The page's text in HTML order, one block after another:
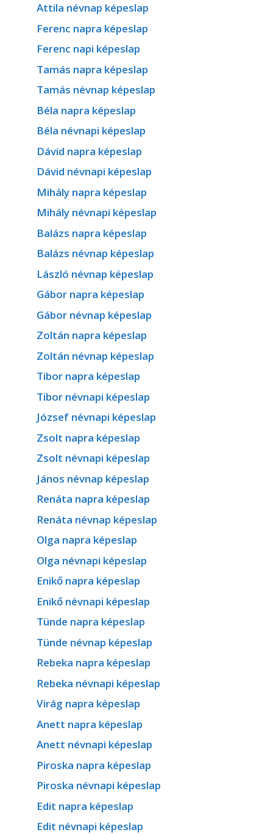
Attila névnap képeslap
Ferenc napra képeslap
Ferenc napi képeslap
Tamás napra képeslap
Tamás névnap képeslap
Béla napra képeslap
Béla névnapi képeslap
Dávid napra képeslap
Dávid névnapi képeslap
Mihály napra képeslap
Mihály névnapi képeslap
Balázs napra képeslap
Balázs névnap képeslap
László névnap képeslap
Gábor napra képeslap
Gábor névnap képeslap
Zoltán napra képeslap
Zoltán névnap képeslap
Tibor napra képeslap
Tibor névnapi képeslap
József névnapi képeslap
Zsolt napra képeslap
Zsolt névnapi képeslap
János névnap képeslap
Renáta napra képeslap
Renáta névnap képeslap
Olga napra képeslap
Olga névnapi képeslap
Enikő napra képeslap
Enikő névnapi képeslap
Tünde napra képeslap
Tünde névnap képeslap
Rebeka napra képeslap
Rebeka névnapi képeslap
Virág napra képeslap
Anett napra képeslap
Anett névnapi képeslap
Piroska napra képeslap
Piroska névnapi képeslap
Edit napra képeslap
Edit névnapi képeslap